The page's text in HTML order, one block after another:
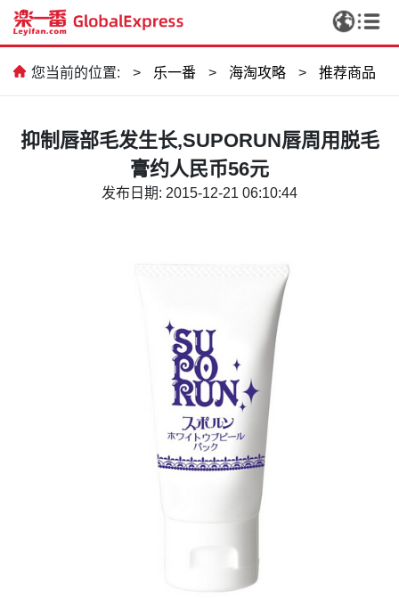
您当前的位置: > 乐一番 > 海淘攻略 > 推荐商品
抑制唇部毛发生长,SUPORUN唇周用脱毛
膏约人民币56元
发布日期: 2015-12-21 06:10:44